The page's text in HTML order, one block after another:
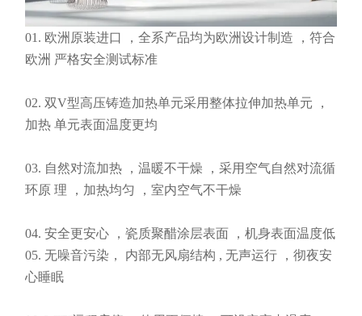
01. 欧洲原装进口 ，全系产品均为欧洲设计制造 ，符合
欧洲 严格安全测试标准
02. 双V型高压铸造加热单元采用整体拉伸加热单元 ，
加热 单元表面温度更均
03. 自然对流加热 ，温暖不干燥 ，采用空气自然对流循
环原 理 ，加热均匀 ，室内空气不干燥
04. 安全更安心 ，瓷质聚醋涂层表面 ，机身表面温度低
05. 无噪音污染， 内部无风扇结构 , 无声运行 ，彻夜安
心睡眠